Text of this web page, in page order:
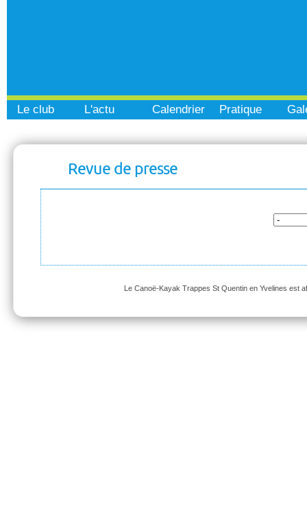
Le club L'actu Calendrier Pratique
Revue de presse
Le Canoë-Kayak Trappes St Quentin en Yvelines est